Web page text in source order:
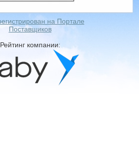
Рейтинг компании: